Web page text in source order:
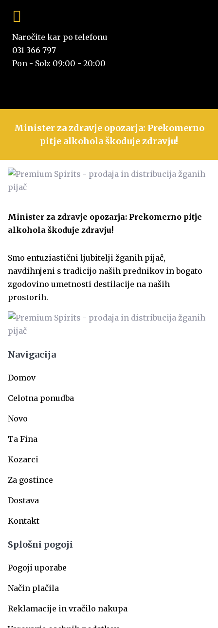
Naročite kar po telefonu
031 366 797
Pon - Sob: 09:00 - 20:00
Minister za zdravje opozarja: Prekomerno
pitje alkohola škoduje zdravju!
Minister za zdravje opozarja: Prekomerno pitje
alkohola škoduje zdravju!
Smo entuziastični ljubitelji žganih pijač,
navdihnjeni s tradicijo naših prednikov in bogato
zgodovino umetnosti destilacije na naših
prostorih.
Navigacija
Domov
Celotna ponudba
Novo
Ta Fina
Kozarci
Za gostince
Dostava
Kontakt
Splošni pogoji
Pogoji uporabe
Način plačila
Reklamacije in vračilo nakupa